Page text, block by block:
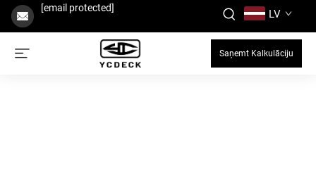
[email protected] LV
Saņemt Kalkulāciju